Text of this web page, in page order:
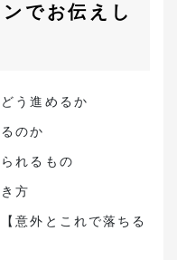
でお伝えし
う進めるか
のか
れるもの
方
意外とこれで落ちる